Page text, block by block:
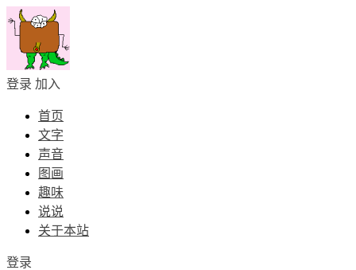
登录 加入
首页
文字
声音
图画
趣味
说说
关于本站
登录